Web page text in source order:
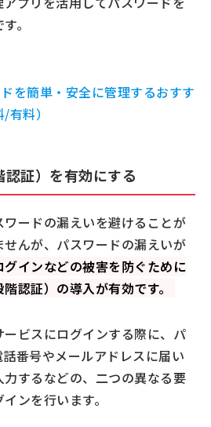
。
を簡単・安全に管理するおすす
有料）
証）を有効にする
ードの漏えいを避けることが
んが、パスワードの漏えいが
グインなどの被害を防ぐために
認証）の導入が有効です。
ビスにログインする際に、パ
番号やメールアドレスに届い
するなどの、二つの異なる要
ンを行います。